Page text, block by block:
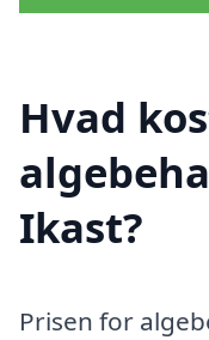
Hvad
Ikast?
Prisen for